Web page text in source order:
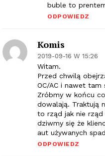
buble to
ODPOWIEDZ
Komis
2019-09-16 W 15:26
Witam.
Przed chwilą
OC/AC i nawet tam
Zróbmy w końcu
dowalają. Traktują
to rząd jak nie
dziwmy się że
aut używanych
ODPOWIEDZ